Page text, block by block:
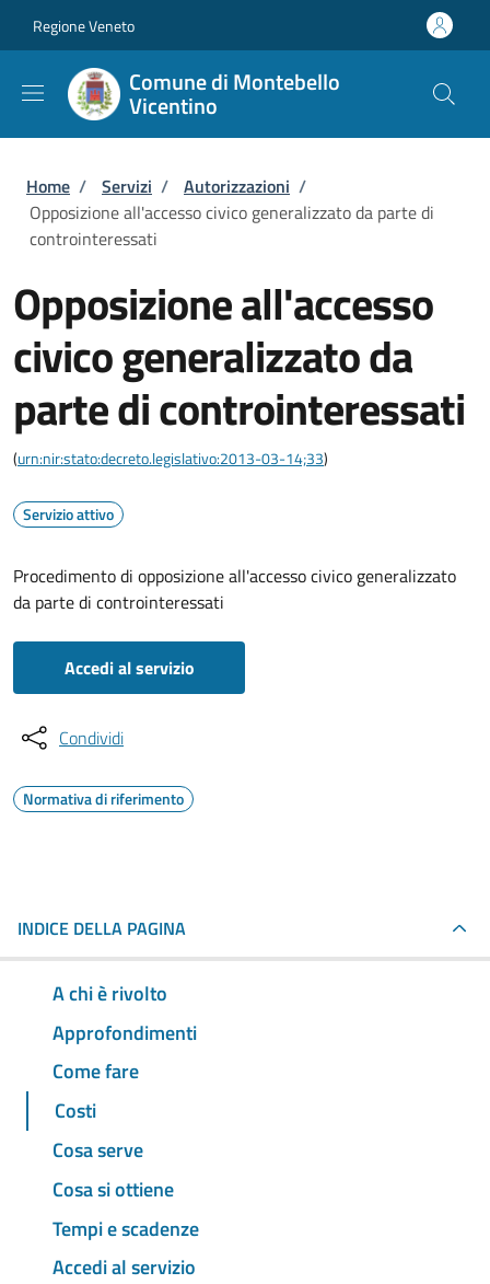
Regione Veneto
Comune di Montebello
Vicentino
Briciole di pane
Home / Servizi / Autorizzazioni /
Opposizione all'accesso civico generalizzato da parte di
controinteressati
Opposizione all'accesso
civico generalizzato da
parte di controinteressati
(urn:nir:stato:decreto.legislativo:2013-03-14;33)
Servizio attivo
Procedimento di opposizione all'accesso civico generalizzato
da parte di controinteressati
Accedi al servizio
Condividi
Normativa di riferimento
INDICE DELLA PAGINA
A chi è rivolto
Approfondimenti
Come fare
Costi
Cosa serve
Cosa si ottiene
Tempi e scadenze
Accedi al servizio